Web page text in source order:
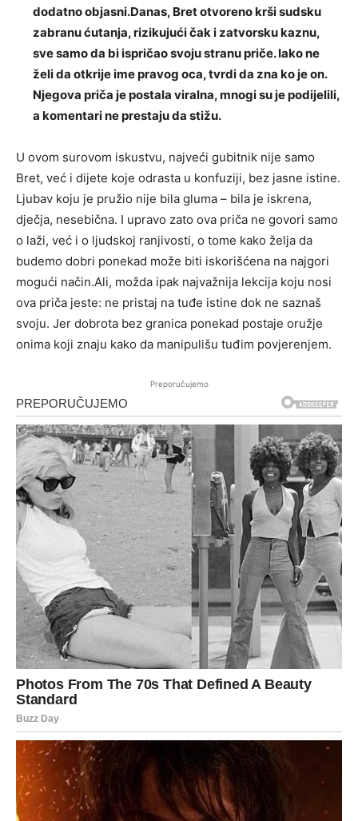
dodatno objasni.Danas, Bret otvoreno krši sudsku
zabranu ćutanja, rizikujući čak i zatvorsku kaznu,
sve samo da bi ispričao svoju stranu priče. Iako ne
želi da otkrije ime pravog oca, tvrdi da zna ko je on.
Njegova priča je postala viralna, mnogi su je podijelili,
a komentari ne prestaju da stižu.
U ovom surovom iskustvu, najveći gubitnik nije samo
Bret, već i dijete koje odrasta u konfuziji, bez jasne istine.
Ljubav koju je pružio nije bila gluma – bila je iskrena,
dječja, nesebična. I upravo zato ova priča ne govori samo
o laži, već i o ljudskoj ranjivosti, o tome kako želja da
budemo dobri ponekad može biti iskorišćena na najgori
mogući način.Ali, možda ipak najvažnija lekcija koju nosi
ova priča jeste: ne pristaj na tuđe istine dok ne saznaš
svoju. Jer dobrota bez granica ponekad postaje oružje
onima koji znaju kako da manipulišu tuđim povjerenjem.
Preporučujemo